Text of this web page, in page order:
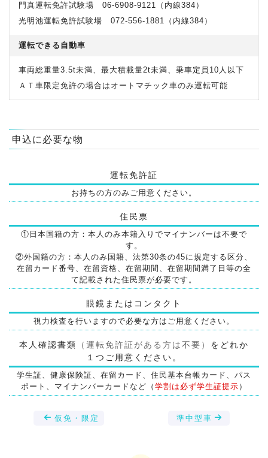
門真運転免許試験場 06-6908-9121（内線384）
光明池運転免許試験場 072-556-1881（内線384）
運転できる自動車
車両総重量3.5t未満、最大積載量2t未満、乗車定員10人以下
ＡＴ車限定免許の場合はオートマチック車のみ運転可能
申込に必要な物
運転免許証
お持ちの方のみご用意ください。
住民票
①日本国籍の方：本人のみ本籍入りでマイナンバーは不要で
す。
②外国籍の方：本人のみ国籍、法第30条の45に規定する区分、
在留カード番号、在留資格、在留期間、在留期間満了日等の全
て記載された住民票が必要です。
眼鏡またはコンタクト
視力検査を行いますので必要な方はご用意ください。
本人確認書類 （運転免許証がある方は不要） をどれか
１つご用意ください。
学生証、健康保険証、在留カード、住民基本台帳カード、パス
ポート、マイナンバーカードなど（ 学割は必ず学生証提示 ）
仮免・限定 準中型車